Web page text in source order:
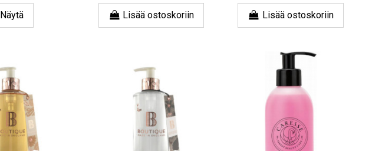
Näytä
Lisää ostoskoriin
Lisää ostoskoriin